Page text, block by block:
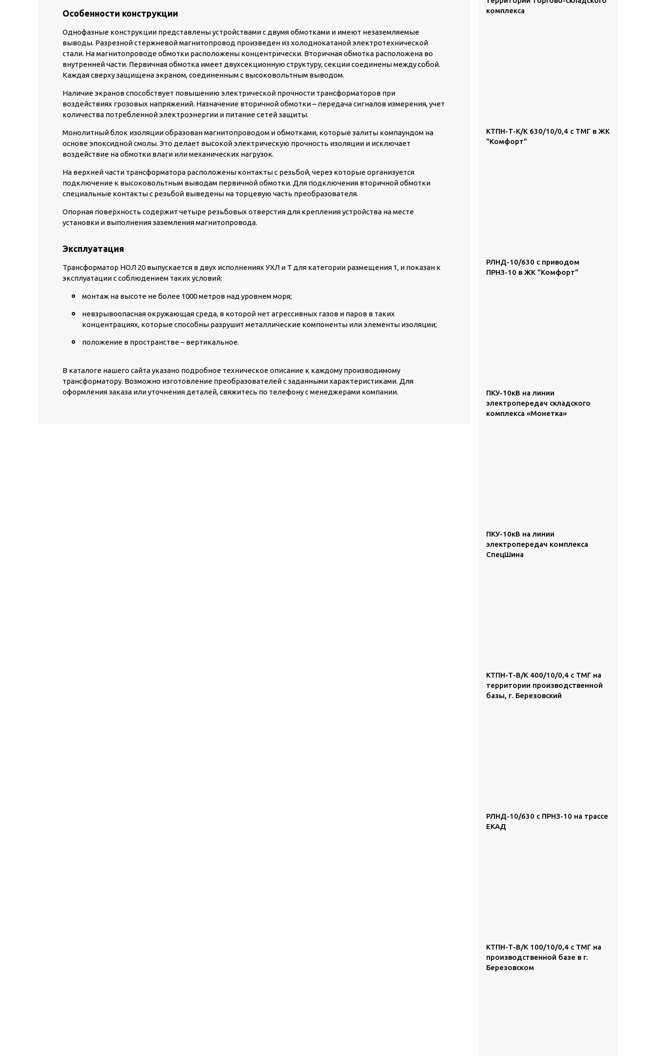
Особенности конструкции
Однофазные конструкции представлены устройствами с двумя обмотками и имеют незаземляемые
выводы. Разрезной стержневой магнитопровод произведен из холоднокатаной электротехнической
стали. На магнитопроводе обмотки расположены концентрически. Вторичная обмотка расположена во
внутренней части. Первичная обмотка имеет двухсекционную структуру, секции соединены между собой.
Каждая сверху защищена экраном, соединенным с высоковольтным выводом.
Наличие экранов способствует повышению электрической прочности трансформаторов при
воздействиях грозовых напряжений. Назначение вторичной обмотки – передача сигналов измерения, учет
количества потребленной электроэнергии и питание сетей защиты.
Монолитный блок изоляции образован магнитопроводом и обмотками, которые залиты компаундом на
основе эпоксидной смолы. Это делает высокой электрическую прочность изоляции и исключает
воздействие на обмотки влаги или механических нагрузок.
На верхней части трансформатора расположены контакты с резьбой, через которые организуется
подключение к высоковольтным выводам первичной обмотки. Для подключения вторичной обмотки
специальные контакты с резьбой выведены на торцевую часть преобразователя.
Опорная поверхность содержит четыре резьбовых отверстия для крепления устройства на месте
установки и выполнения заземления магнитопровода.
Эксплуатация
Трансформатор НОЛ 20 выпускается в двух исполнениях УХЛ и Т для категории размещения 1, и показан к
эксплуатации с соблюдением таких условий:
монтаж на высоте не более 1000 метров над уровнем моря;
невзрывоопасная окружающая среда, в которой нет агрессивных газов и паров в таких
концентрациях, которые способны разрушит металлические компоненты или элементы изоляции;
положение в пространстве – вертикальное.
В каталоге нашего сайта указано подробное техническое описание к каждому производимому
трансформатору. Возможно изготовление преобразователей с заданными характеристиками. Для
оформления заказа или уточнения деталей, свяжитесь по телефону с менеджерами компании.
комплекса
КТПН-Т-К/К 630/10/0,4 с ТМГ в ЖК
"Комфорт"
РЛНД-10/630 с приводом
ПРНЗ-10 в ЖК "Комфорт"
ПКУ-10кВ на линии
электропередач складского
комплекса «Монетка»
ПКУ-10кВ на линии
электропередач комплекса
СпецШина
КТПН-Т-В/К 400/10/0,4 с ТМГ на
территории производственной
базы, г. Березовский
РЛНД-10/630 с ПРНЗ-10 на трассе
ЕКАД
КТПН-Т-В/К 100/10/0,4 с ТМГ на
производственной базе в г.
Березовском